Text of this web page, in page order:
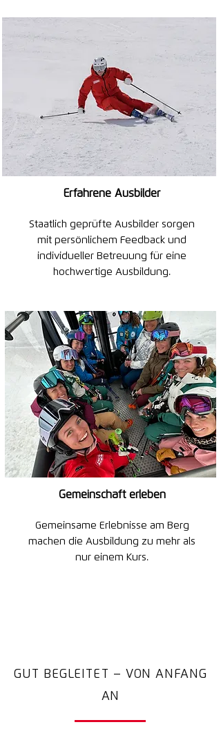
Erfahrene Ausbilder
Staatlich geprüfte Ausbilder sorgen
mit persönlichem Feedback und
individueller Betreuung für eine
hochwertige Ausbildung.
Gemeinschaft erleben
Gemeinsame Erlebnisse am Berg
machen die Ausbildung zu mehr als
nur einem Kurs.
GUT BEGLEITET – VON ANFANG
AN